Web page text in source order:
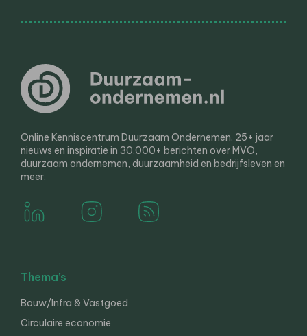
Online Kenniscentrum Duurzaam Ondernemen. 25+ jaar
nieuws en inspiratie in 30.000+ berichten over MVO,
duurzaam ondernemen, duurzaamheid en bedrijfsleven en
meer.
Thema’s
Bouw/Infra & Vastgoed
Circulaire economie